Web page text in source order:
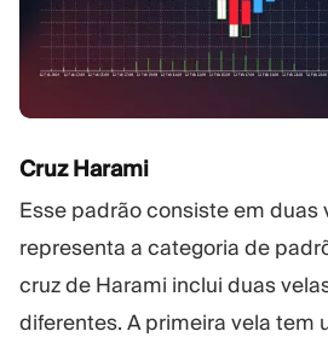
Cruz Harami
Esse padrão consiste em duas
representa a categoria de
cruz de Harami inclui duas
diferentes. A primeira vela tem